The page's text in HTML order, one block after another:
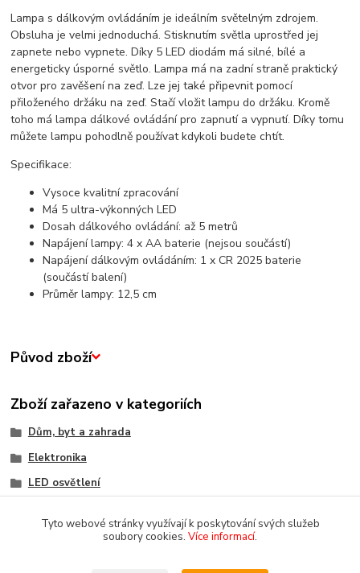
Lampa s dálkovým ovládáním je ideálním světelným zdrojem.
Obsluha je velmi jednoduchá. Stisknutím světla uprostřed jej
zapnete nebo vypnete. Díky 5 LED diodám má silné, bílé a
energeticky úsporné světlo. Lampa má na zadní straně praktický
otvor pro zavěšení na zeď. Lze jej také připevnit pomocí
přiloženého držáku na zeď. Stačí vložit lampu do držáku. Kromě
toho má lampa dálkové ovládání pro zapnutí a vypnutí. Díky tomu
můžete lampu pohodlně používat kdykoli budete chtít.
Specifikace:
Vysoce kvalitní zpracování
Má 5 ultra-výkonných LED
Dosah dálkového ovládání: až 5 metrů
Napájení lampy: 4 x AA baterie (nejsou součástí)
Napájení dálkovým ovládáním: 1 x CR 2025 baterie
(součástí balení)
Průměr lampy: 12,5 cm
Původ zboží
Zboží zařazeno v kategoriích
Dům, byt a zahrada
Elektronika
LED osvětlení
Tyto webové stránky využívají k poskytování svých služeb
soubory cookies. Více informací.